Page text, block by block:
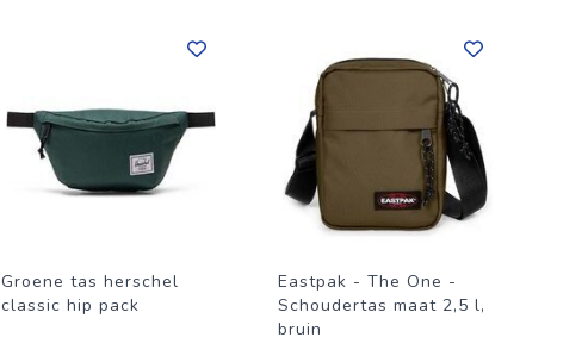
Groene tas herschel
classic hip pack
Eastpak - The One -
Schoudertas maat 2,5 l,
bruin